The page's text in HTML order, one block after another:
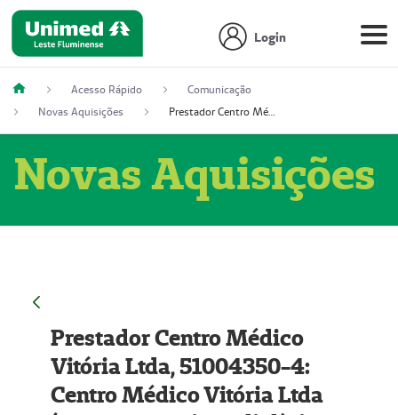
Login
Acesso Rápido
Comunicação
Novas Aquisições
Prestador Centro Médico Vitória Ltda, 51004350-4: Centro Médico Vitória Ltda (Nome Fantasia: Policlínica Master)
Novas Aquisições
Prestador Centro Médico
Vitória Ltda, 51004350-4:
Centro Médico Vitória Ltda